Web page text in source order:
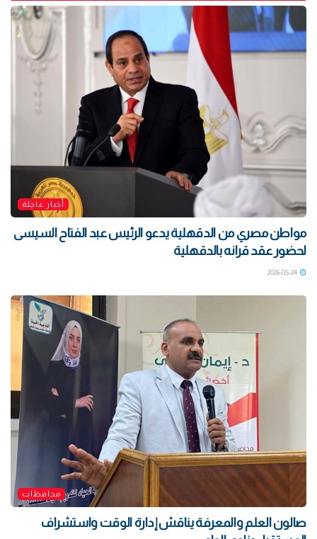
أخبار عاجلة
مواطن مصري من الدقهلية يدعو الرئيس عبد الفتاح السيسى
لحضور عقد قرانه بالدقهلية
محافظات
صالون العلم والمعرفة يناقش إدارة الوقت واستشراف